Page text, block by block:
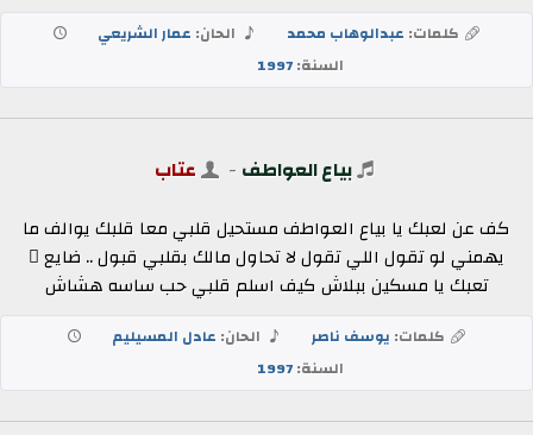
كلمات: عبدالوهاب محمد الحان: عمار الشريعي
السنة:1997
بياع العواطف - عتاب
كف عن لعبك يا بياع العواطف مستحيل قلبي معا قلبك يوالف ما
يهمني لو تقول اللي تقول لا تحاول مالك بقلبي قبول .. ضايع ٍ
تعبك يا مسكين ببلاش كيف اسلم قلبي حب ساسه هشاش
كلمات: يوسف ناصر الحان: عادل المسيليم
السنة:1997